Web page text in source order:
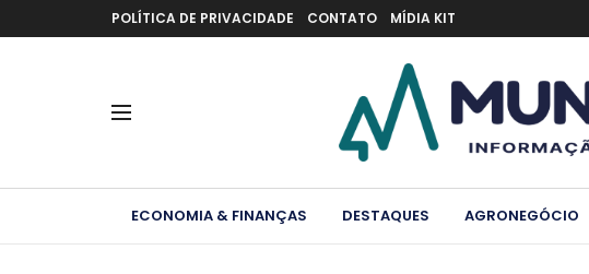
POLÍTICA DE PRIVACIDADE CONTATO MÍDIA KIT
ECONOMIA & FINANÇAS DESTAQUES AGRONEGÓCIO